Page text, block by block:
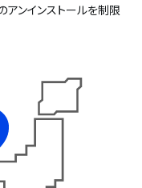
アンインストールを制限